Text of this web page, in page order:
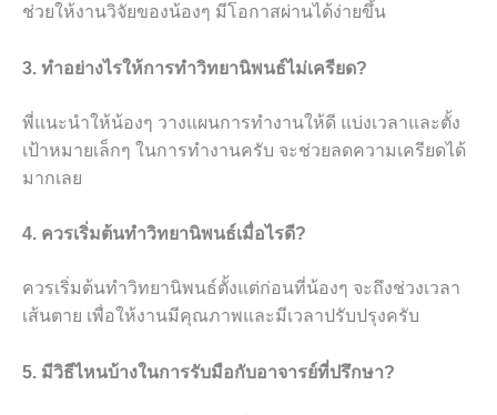
ช่วยให้งานวิจัยของน้องๆ มีโอกาสผ่านได้ง่ายขึ้น
3. ทำอย่างไรให้การทำวิทยานิพนธ์ไม่เครียด?
พี่แนะนำให้น้องๆ วางแผนการทำงานให้ดี แบ่งเวลาและตั้ง
เป้าหมายเล็กๆ ในการทำงานครับ จะช่วยลดความเครียดได้
มากเลย
4. ควรเริ่มต้นทำวิทยานิพนธ์เมื่อไรดี?
ควรเริ่มต้นทำวิทยานิพนธ์ตั้งแต่ก่อนที่น้องๆ จะถึงช่วงเวลา
เส้นตาย เพื่อให้งานมีคุณภาพและมีเวลาปรับปรุงครับ
5. มีวิธีไหนบ้างในการรับมือกับอาจารย์ที่ปรึกษา?